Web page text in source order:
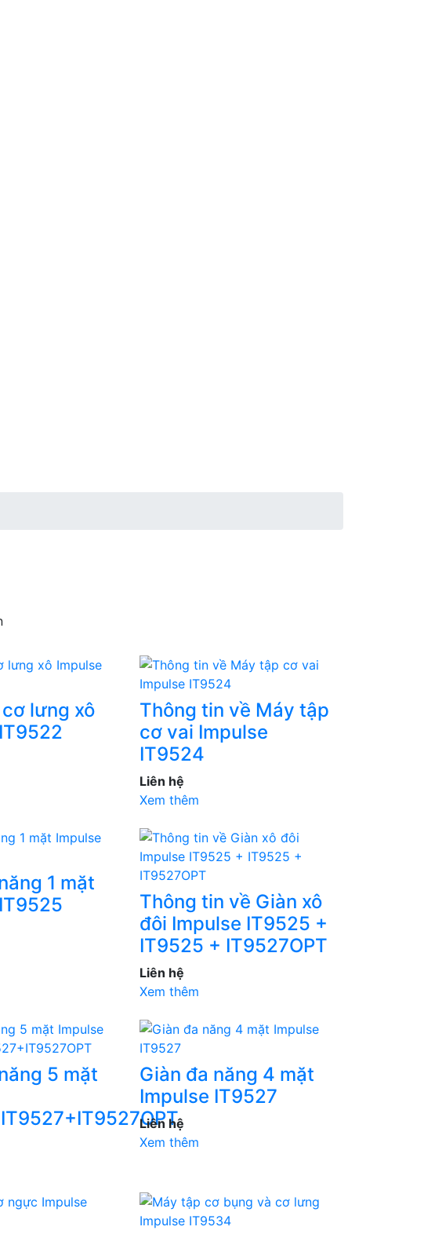
lưng xô
Thông tin về Máy tập
cơ vai Impulse
IT9524
Liên hệ
Xem thêm
1 mặt
Thông tin về Giàn xô
đôi Impulse IT9525 +
IT9525 + IT9527OPT
Liên hệ
Xem thêm
5 mặt
Giàn đa năng 4 mặt
Impulse IT9527
Liên hệ
Xem thêm